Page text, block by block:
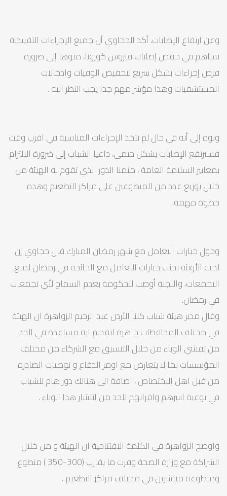
وعن ارتفاع الإصابات، أكد الحجاوي أن جميع الإجراءات التقييدية
تساهم في خفض إصابات فيروس كورونا، منوها إلى ضرورة
فرض إجراءات بشكل سريع لتخفيض الوفيات وادخالات
المستشفيات وهذا مؤشر مهم جدا يجب النظر اليه .
ونوه إلى أنه في حال لم تتخذ الإجراءات المناسبة في اقرب وقت
فسترتفع الإصابات بشكل حتمي، داعيا الشباب إلى ضرورة الالتزام
بمعايير السلامة العامة ، مثمنا الدور الذي تقوم به الهيئة من
خلال توزيع عدد من المتطوعين على مراكز التطعيم وهذه
خطوة مهمة.
وحول خيارات التعامل مع شهر رمضان المبارك قال حجاوي إن
لجنة الأوبئة بحثت خيارات التعامل مع الجائحة في رمضان لمنع
التجمعات، واللجنة أوصت للحكومة بعدم السماح لأي تجمعات
في رمضان.
وقال مدير هيئة شباب كلنا الأردن عبد الرحيم الزواهرة ان الهيئة
في مختلف المحافظات جاهزة لتقديم اية مساعدة في الحد
من تفشي الوباء من خلال التنسيق مع الشركاء من مختلف
المؤسسات بما لا يتعارض مع اومر الدفاع و توصيات الصادرة
من قبل اهل الاختصاص ، اضافة الى هنالك دور هام للشباب
في توعية اسرهم واقرانهم للحد من انتشار هذا الوباء .
واوضح الزواهرة في الكلمة الافتتاحية ان الهيئة و من خلال
الشراكة مع وزارة الصحة وفرت ما يقارب (300-350 ) متطوع
ومتطوعة منتشرين في مختلف مراكز التطعيم .